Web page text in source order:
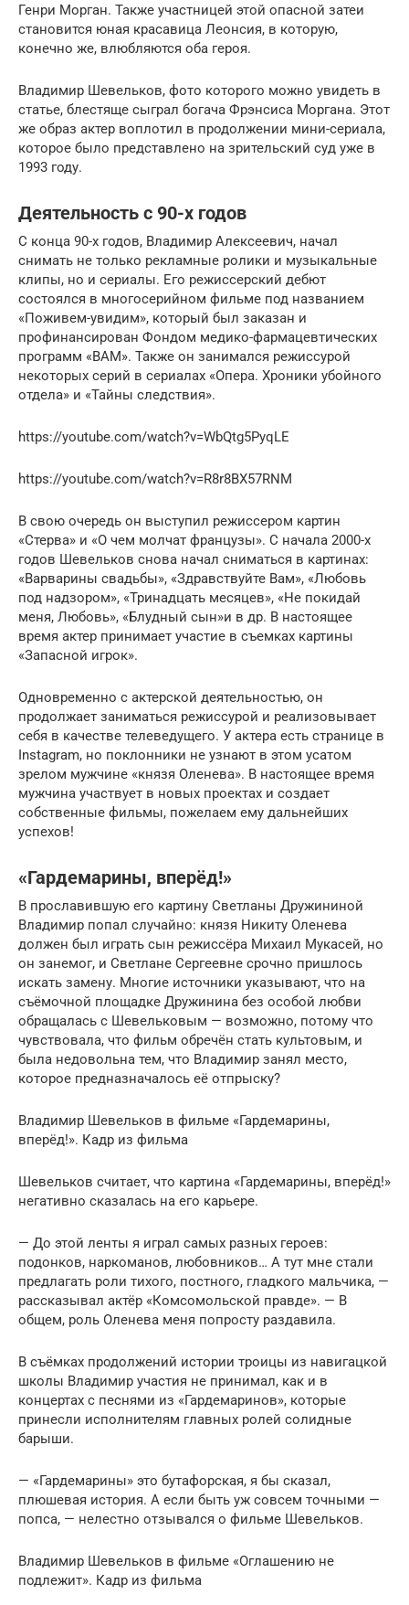
Генри Морган. Также участницей этой опасной затеи
становится юная красавица Леонсия, в которую,
конечно же, влюбляются оба героя.
Владимир Шевельков, фото которого можно увидеть в
статье, блестяще сыграл богача Фрэнсиса Моргана. Этот
же образ актер воплотил в продолжении мини-сериала,
которое было представлено на зрительский суд уже в
1993 году.
Деятельность с 90-х годов
С конца 90-х годов, Владимир Алексеевич, начал
снимать не только рекламные ролики и музыкальные
клипы, но и сериалы. Его режиссерский дебют
состоялся в многосерийном фильме под названием
«Поживем-увидим», который был заказан и
профинансирован Фондом медико-фармацевтических
программ «ВАМ». Также он занимался режиссурой
некоторых серий в сериалах «Опера. Хроники убойного
отдела» и «Тайны следствия».
https://youtube.com/watch?v=WbQtg5PyqLE
https://youtube.com/watch?v=R8r8BX57RNM
В свою очередь он выступил режиссером картин
«Стерва» и «О чем молчат французы». С начала 2000-х
годов Шевельков снова начал сниматься в картинах:
«Варварины свадьбы», «Здравствуйте Вам», «Любовь
под надзором», «Тринадцать месяцев», «Не покидай
меня, Любовь», «Блудный сын»и в др. В настоящее
время актер принимает участие в съемках картины
«Запасной игрок».
Одновременно с актерской деятельностью, он
продолжает заниматься режиссурой и реализовывает
себя в качестве телеведущего. У актера есть странице в
Instagram, но поклонники не узнают в этом усатом
зрелом мужчине «князя Оленева». В настоящее время
мужчина участвует в новых проектах и создает
собственные фильмы, пожелаем ему дальнейших
успехов!
«Гардемарины, вперёд!»
В прославившую его картину Светланы Дружининой
Владимир попал случайно: князя Никиту Оленева
должен был играть сын режиссёра Михаил Мукасей, но
он занемог, и Светлане Сергеевне срочно пришлось
искать замену. Многие источники указывают, что на
съёмочной площадке Дружинина без особой любви
обращалась с Шевельковым — возможно, потому что
чувствовала, что фильм обречён стать культовым, и
была недовольна тем, что Владимир занял место,
которое предназначалось её отпрыску?
Владимир Шевельков в фильме «Гардемарины,
вперёд!». Кадр из фильма
Шевельков считает, что картина «Гардемарины, вперёд!»
негативно сказалась на его карьере.
— До этой ленты я играл самых разных героев:
подонков, наркоманов, любовников… А тут мне стали
предлагать роли тихого, постного, гладкого мальчика, —
рассказывал актёр «Комсомольской правде». — В
общем, роль Оленева меня попросту раздавила.
В съёмках продолжений истории троицы из навигацкой
школы Владимир участия не принимал, как и в
концертах с песнями из «Гардемаринов», которые
принесли исполнителям главных ролей солидные
барыши.
— «Гардемарины» это бутафорская, я бы сказал,
плюшевая история. А если быть уж совсем точными —
попса, — нелестно отзывался о фильме Шевельков.
Владимир Шевельков в фильме «Оглашению не
подлежит». Кадр из фильма